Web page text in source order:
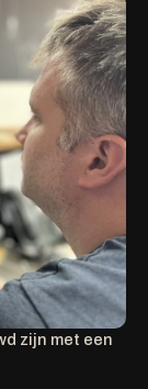
zijn met een